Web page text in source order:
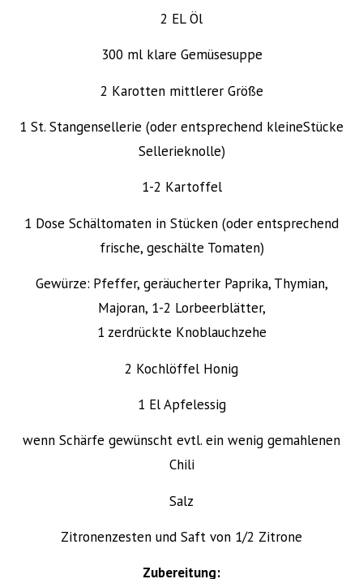
2 EL Öl
300 ml klare Gemüsesuppe
2 Karotten mittlerer Größe
1 St. Stangensellerie (oder entsprechend kleineStücke
Sellerieknolle)
1-2 Kartoffel
1 Dose Schältomaten in Stücken (oder entsprechend
frische, geschälte Tomaten)
Gewürze: Pfeffer, geräucherter Paprika, Thymian,
Majoran, 1-2 Lorbeerblätter,
1 zerdrückte Knoblauchzehe
2 Kochlöffel Honig
1 El Apfelessig
wenn Schärfe gewünscht evtl. ein wenig gemahlenen
Chili
Salz
Zitronenzesten und Saft von 1/2 Zitrone
Zubereitung: